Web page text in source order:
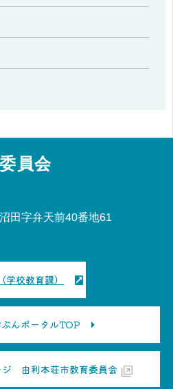
員会
田字弁天前40番地61
校教育課）
んポータルTOP
ジ 由利本荘市教育委員会